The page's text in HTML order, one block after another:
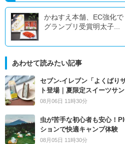
かねすえ本舗、EC強化
グランプリ受賞明太子...
あわせて読みたい記事
セブン‐イレブン「よくばり
ト登場｜夏限定スイーツサ
08月06日 11時30分
虫が苦手な初心者も安心！
ションで快適キャンプ体験
08月05日 11時30分